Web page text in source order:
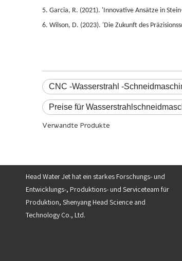
5. Garcia, R. (2021). 'Innovative Ansätze in
6. Wilson, D. (2023). 'Die Zukunft des
CNC -Wasserstrahl -
Preise für
Verwandte Produkte
Head Water Jet hat ein starkes Forschungs- und
Entwicklungs-, Produktions- und Serviceteam für
Produktion, Shenyang Head Science and
Technology Co., Ltd.